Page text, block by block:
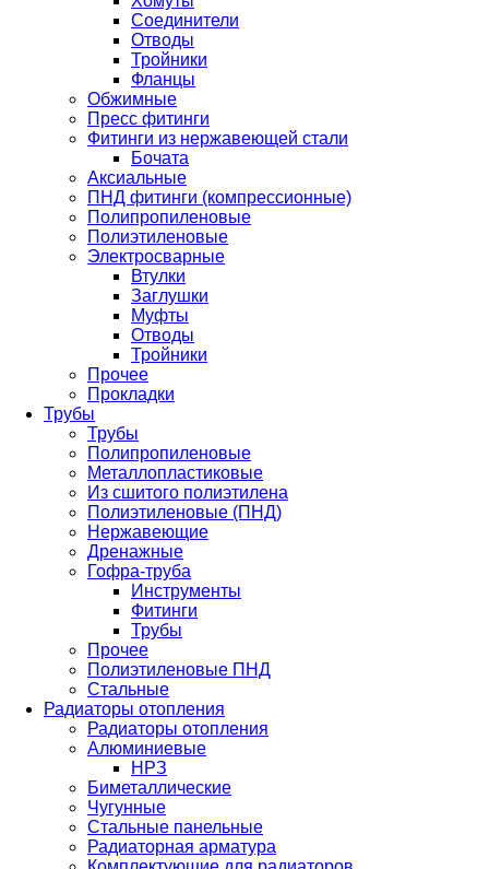
Соединители
Отводы
Тройники
Фланцы
Обжимные
Пресс фитинги
Фитинги из нержавеющей стали
Бочата
Аксиальные
ПНД фитинги (компрессионные)
Полипропиленовые
Полиэтиленовые
Электросварные
Втулки
Заглушки
Муфты
Отводы
Тройники
Прочее
Прокладки
Трубы
Трубы
Полипропиленовые
Металлопластиковые
Из сшитого полиэтилена
Полиэтиленовые (ПНД)
Нержавеющие
Дренажные
Гофра-труба
Инструменты
Фитинги
Трубы
Прочее
Полиэтиленовые ПНД
Стальные
Радиаторы отопления
Радиаторы отопления
Алюминиевые
НРЗ
Биметаллические
Чугунные
Стальные панельные
Радиаторная арматура